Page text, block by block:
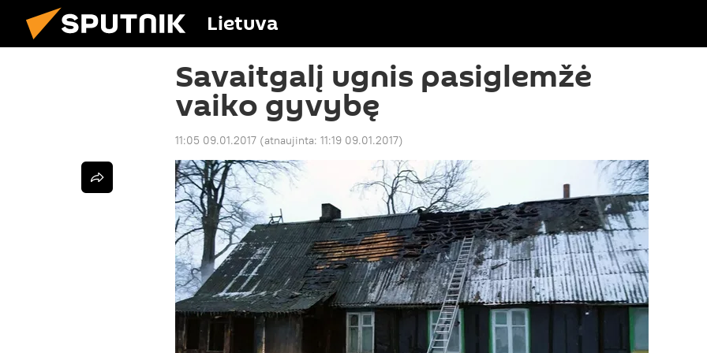
Lietuva
Savaitgalį ugnis pasiglemžė
vaiko gyvybę
11:05 09.01.2017 (atnaujinta: 11:19 09.01.2017)